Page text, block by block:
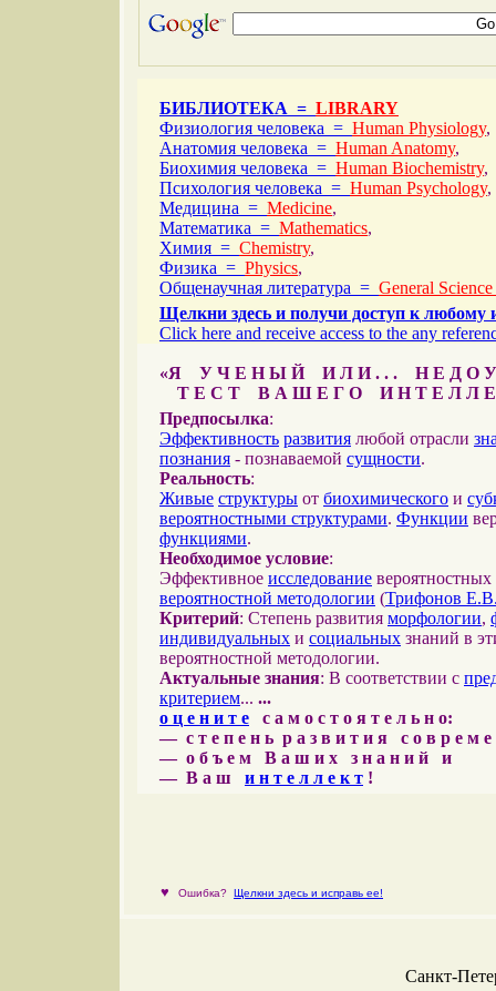
БИБЛИОТЕКА = LIBRARY
Физиология человека = Human Physiology,
Анатомия человека = Human Anatomy,
Биохимия человека = Human Biochemistry,
Психология человека = Human Psychology,
Медицина = Medicine,
Математика = Mathematics,
Химия = Chemistry,
Физика = Physics,
Общенаучная литература = General
Щелкни здесь и получи доступ к любому
Click here and receive access to the any
«Я У Ч Е Н Ы Й И Л И . . . Н Е Д О У
Т Е С Т В А Ш Е Г О И Н Т Е Л Л Е
Предпосылка:
Эффективность развития любой отрасли
познания - познаваемой сущности.
Реальность:
Живые структуры от биохимического и
вероятностными структурами. Функции
функциями.
Необходимое условие:
Эффективное исследование
вероятностной методологии (Трифонов
Критерий: Степень развития морфологии,
индивидуальных и социальных знаний в
вероятностной методологии.
Актуальные знания: В соответствии с
критерием... ...
о ц е н и т е с а м о с т о я т е л ь н о:
— с т е п е н ь р а з в и т и я с о в р е м
— о б ъ е м В а ш и х з н а н и й и
— В а ш и н т е л л е к т !
♥ Ошибка? Щелкни здесь и исправь ее!
Санкт-